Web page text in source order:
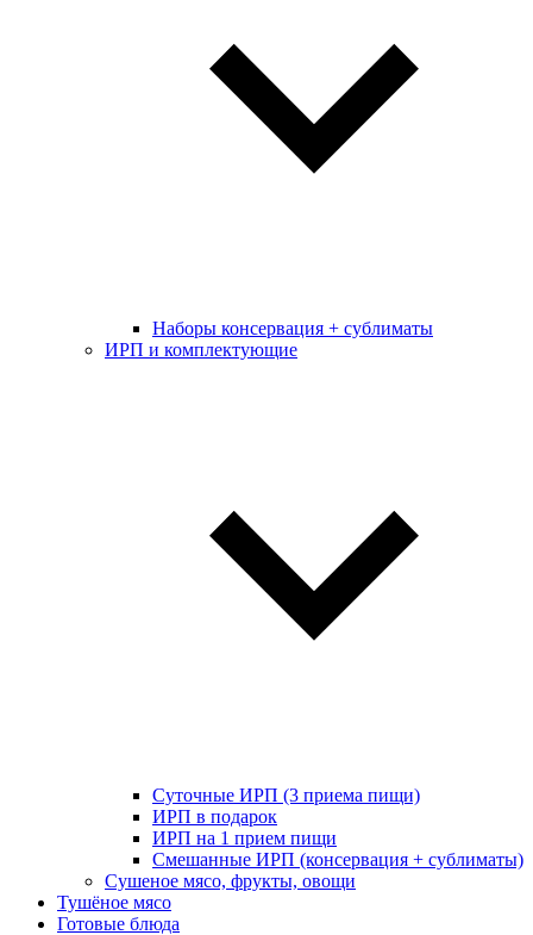
Наборы консервация + сублиматы
ИРП и комплектующие
Суточные ИРП (3 приема пищи)
ИРП в подарок
ИРП на 1 прием пищи
Смешанные ИРП (консервация + сублиматы)
Сушеное мясо, фрукты, овощи
Тушёное мясо
Готовые блюда